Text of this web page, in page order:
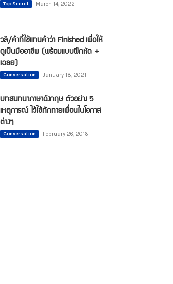
Top Secret March 14, 2022
วลี/คำที่ใช้แทนคำว่า Finished เพื่อให้
ดูเป็นมืออาชีพ (พร้อมแบบฝึกหัด +
เฉลย)
Conversation January 18, 2021
บทสนทนาภาษาอังกฤษ ตัวอย่าง 5
เหตุการณ์ ไว้ใช้ทักทายเพื่อนในโอกาส
ต่างๆ
Conversation February 26, 2018